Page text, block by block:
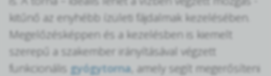
kitűnő az enyhébb ízületi fájdalmak kezelésében.
Megelőzésképpen és a kezelésben is kiemelt
szerepű a szakember irányításával végzett
funkcionális gyógytorna , amely segít megerősíteni